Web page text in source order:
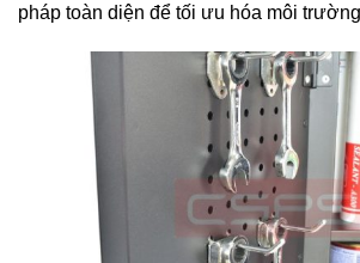
pháp toàn diện để tối ưu hóa môi